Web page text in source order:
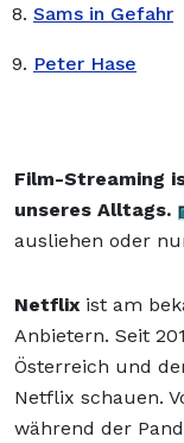
Sams in Gefahr
Peter Hase
Film-Streaming
unseres Alltags.
ausliehen oder
Netflix ist am
Anbietern. Seit
Österreich und
Netflix schauen.
während der